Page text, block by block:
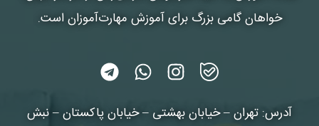
خواهان گامی بزرگ برای آموزش مهارت‌آموزان است.
آدرس: تهران – خیابان بهشتی – خیابان پاکستان – نبش